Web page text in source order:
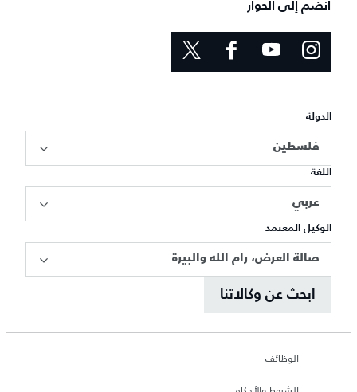
انضم إلى الحوار
الدولة
فلسطين
اللغة
عربي
الوكيل المعتمد
صالة العرض، رام الله والبيرة
ابحث عن وكالاتنا
الوظائف